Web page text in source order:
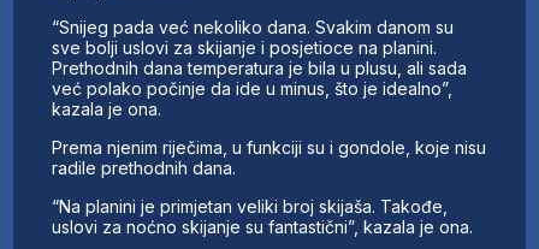
“Snijeg pada već nekoliko dana. Svakim danom su
sve bolji uslovi za skijanje i posjetioce na planini.
Prethodnih dana temperatura je bila u plusu, ali sada
već polako počinje da ide u minus, što je idealno”,
kazala je ona.
Prema njenim riječima, u funkciji su i gondole, koje nisu
radile prethodnih dana.
“Na planini je primjetan veliki broj skijaša. Takođe,
uslovi za noćno skijanje su fantastični”, kazala je ona.